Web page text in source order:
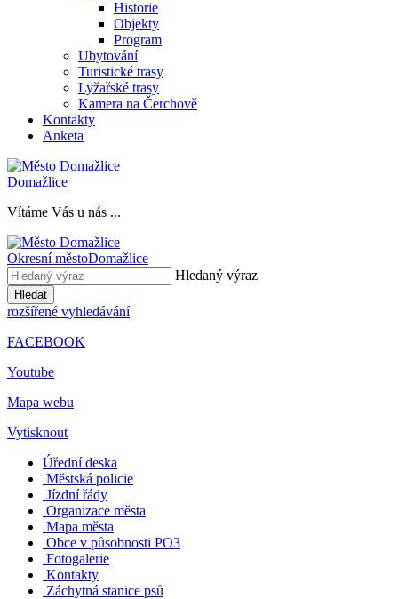
Historie
Objekty
Program
Ubytování
Turistické trasy
Lyžařské trasy
Kamera na Čerchově
Kontakty
Anketa
Domažlice
Vítáme Vás u nás ...
Okresní městoDomažlice
Hledaný výraz
Hledat
rozšířené vyhledávání
FACEBOOK
Youtube
Mapa webu
Vytisknout
Úřední deska
Městská policie
Jízdní řády
Organizace města
Mapa města
Obce v působnosti PO3
Fotogalerie
Kontakty
Záchytná stanice psů